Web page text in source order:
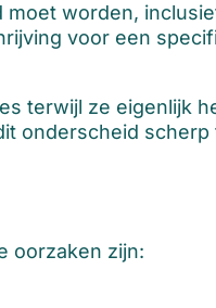
moet worden,
voor een
terwijl ze eigenlijk
onderscheid scherp
oorzaken zijn: